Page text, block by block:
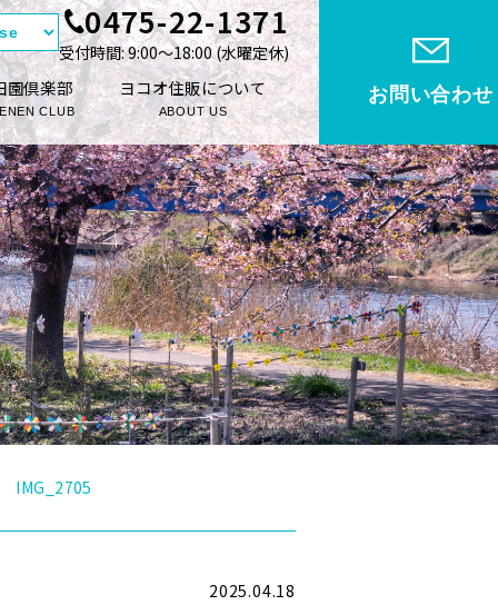
0475-22-1371
受付時間: 9:00〜18:00 (⽔曜定休)
園倶楽部
CLUB
ヨコオ住販について
ABOUT US
お問い合わせ
IMG_2705
2025.04.18